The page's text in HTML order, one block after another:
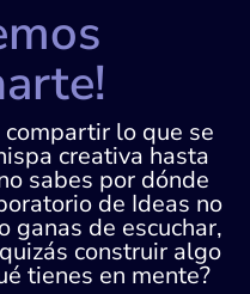
lo que se
creativa hasta
sabes por dónde
de Ideas no
ganas de escuchar,
construir algo
tienes en mente?